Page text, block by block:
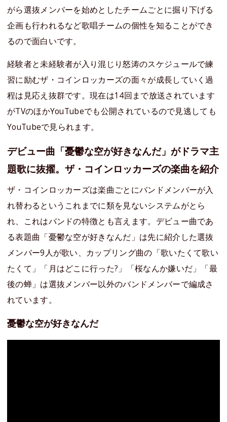
がら選抜メンバーを始めとしたチームごとに掘り下げる
企画も行われるなど歌唱チームの個性を知ることができ
るので面白いです。
経験者と未経験者が入り混じり怒涛のスケジュールで練
習に励むザ・コインロッカーズの面々が成長していく過
程は見応え抜群です。現在は14回まで放送されています
がTVのほかYouTubeでも公開されているので見逃しても
YouTubeで見られます。
デビュー曲「憂鬱な空が好きなんだ」がドラマ主
題歌に抜擢。ザ・コインロッカーズの楽曲を紹介
ザ・コインロッカーズは楽曲ごとにバンドメンバーが入
れ替わるというこれまでに類を見ないシステムがとら
れ、これはバンドの特徴とも言えます。デビュー曲であ
る表題曲「憂鬱な空が好きなんだ」は先に紹介した選抜
メンバー9人が歌い、カップリング曲の「歌いたくて歌い
たくて」「月はどこに行った?」「桜なんか嫌いだ」「最
後の蝉」は選抜メンバー以外のバンドメンバーで編成さ
れています。
憂鬱な空が好きなんだ